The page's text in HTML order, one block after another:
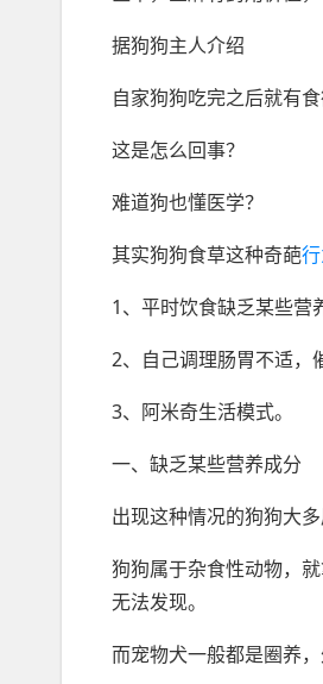
据狗狗主人介绍
自家狗狗吃完之后就有
这是怎么回事？
难道狗也懂医学？
其实狗狗食草这种奇葩
1、平时饮食缺乏某些营
2、自己调理肠胃不适，
3、阿米奇生活模式。
一、缺乏某些营养成分
出现这种情况的狗狗大
狗狗属于杂食性动物，
无法发现。
而宠物犬一般都是圈养